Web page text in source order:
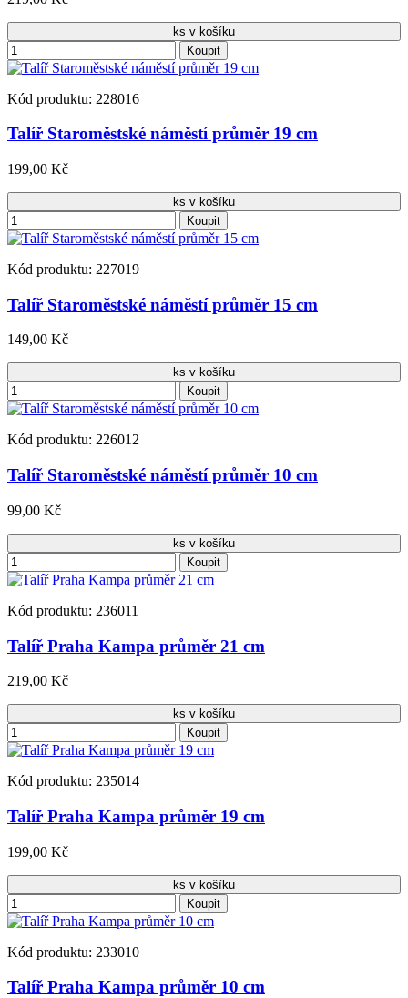
ks v košíku
Koupit
Kód produktu: 228016
Talíř Staroměstské náměstí průměr 19 cm
199,00 Kč
ks v košíku
Koupit
Kód produktu: 227019
Talíř Staroměstské náměstí průměr 15 cm
149,00 Kč
ks v košíku
Koupit
Kód produktu: 226012
Talíř Staroměstské náměstí průměr 10 cm
99,00 Kč
ks v košíku
Koupit
Kód produktu: 236011
Talíř Praha Kampa průměr 21 cm
219,00 Kč
ks v košíku
Koupit
Kód produktu: 235014
Talíř Praha Kampa průměr 19 cm
199,00 Kč
ks v košíku
Koupit
Kód produktu: 233010
Talíř Praha Kampa průměr 10 cm